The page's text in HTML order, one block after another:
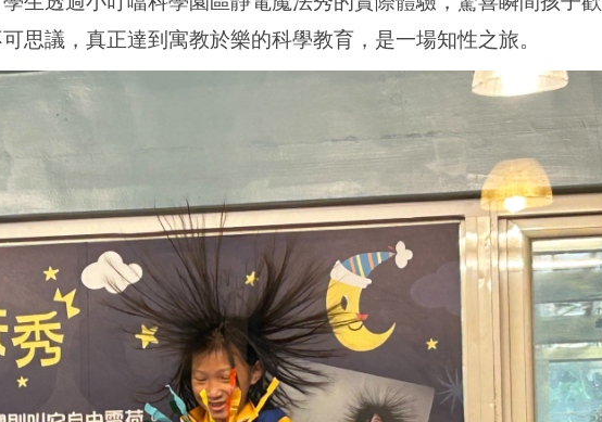
思議，真正達到寓教於樂的科學教育，是一場知性之旅。